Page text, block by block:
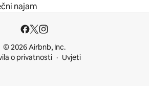
najam
© 2026 Airbnb, Inc.
o privatnosti
Uvjeti